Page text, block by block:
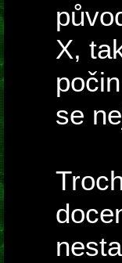
X,
se